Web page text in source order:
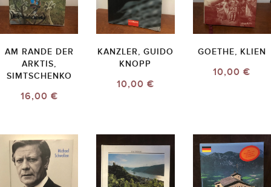
AM RANDE DER
ARKTIS,
SIMTSCHENKO
16,00 €
KANZLER, GUIDO
KNOPP
10,00 €
GOETHE, KLIEN
10,00 €